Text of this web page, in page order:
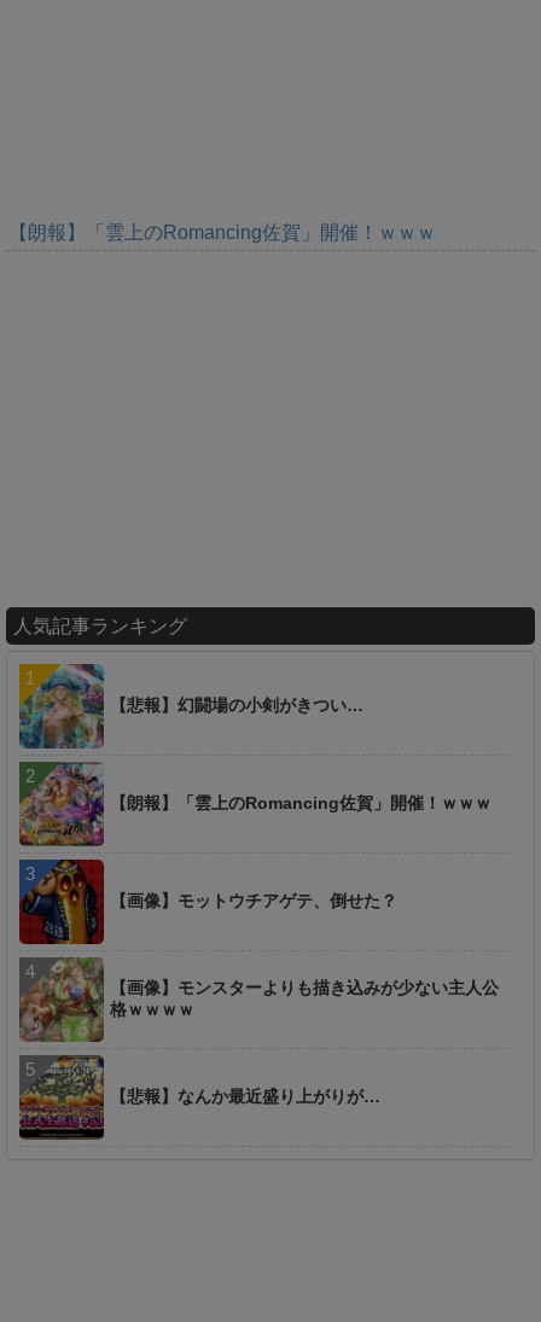
【朗報】「雲上のRomancing佐賀」開催！ｗｗｗ
人気記事ランキング
【悲報】幻闘場の小剣がきつい…
【朗報】「雲上のRomancing佐賀」開催！ｗｗｗ
【画像】モットウチアゲテ、倒せた？
【画像】モンスターよりも描き込みが少ない主人公
格ｗｗｗｗ
【悲報】なんか最近盛り上がりが…